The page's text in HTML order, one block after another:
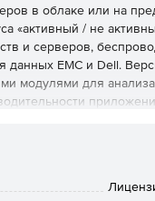
в облаке или на
«активный / не
и серверов,
данных EMC и Dell.
модулями для анализа
изменения